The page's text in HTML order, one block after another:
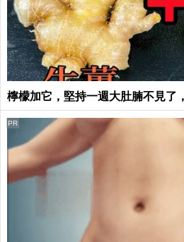
檸檬加它，堅持一週大肚腩不見了
PR